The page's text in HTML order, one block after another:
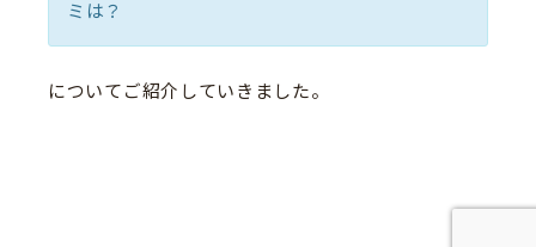
ミは？
についてご紹介していきました。